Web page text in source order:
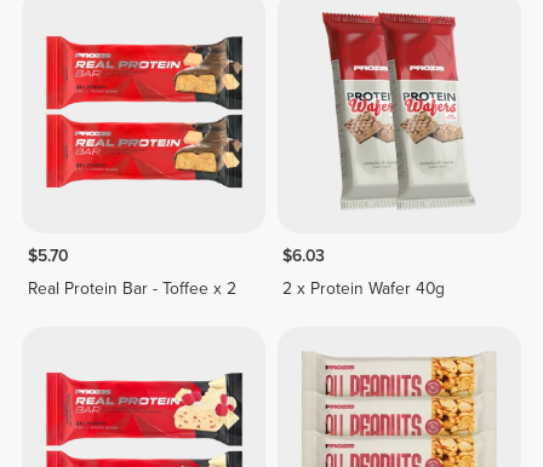
$5.70
Real Protein Bar - Toffee x 2
$6.03
2 x Protein Wafer 40g